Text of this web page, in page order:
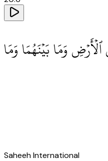
وَمَا بَيْنَهُمَا وَمَا
Saheeh International